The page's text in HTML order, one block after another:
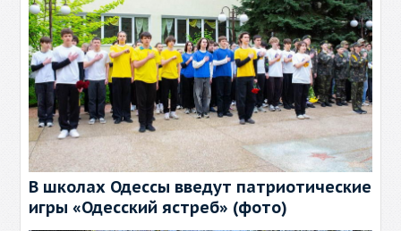
В школах Одессы введут патриотические
игры «Одесский ястреб» (фото)